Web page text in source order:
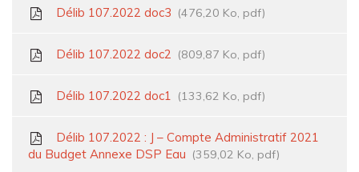
Délib 107.2022 doc3 476,20 Ko, pdf
Délib 107.2022 doc2 809,87 Ko, pdf
Délib 107.2022 doc1 133,62 Ko, pdf
Délib 107.2022 : J – Compte Administratif 2021
du Budget Annexe DSP Eau
359,02 Ko, pdf